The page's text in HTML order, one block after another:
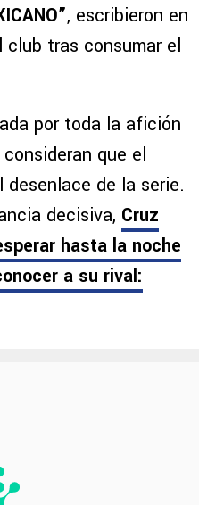
, escribieron en
tras consumar el
por toda la afición
que el
de la serie.
decisiva, Cruz
hasta la noche
a su rival: